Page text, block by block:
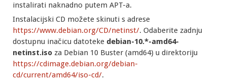
instalirati naknadno putem APT-a.
Instalacijski CD možete skinuti s adrese
https://www.debian.org/CD/netinst/. Odaberite zadnju
dostupnu inačicu datoteke debian-10.*-amd64-
netinst.iso za Debian 10 Buster (amd64) u direktoriju
https://cdimage.debian.org/debian-
cd/current/amd64/iso-cd/.